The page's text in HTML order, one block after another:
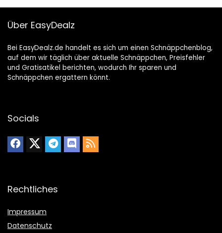
Über EasyDealz
Bei EasyDealz.de handelt es sich um einen Schnäppchenblog,
auf dem wir täglich über aktuelle Schnäppchen, Preisfehler
und Gratisatikel berichten, wodurch Ihr sparen und
Schnäppchen ergattern könnt.
Socials
Rechtliches
Impressum
Datenschutz